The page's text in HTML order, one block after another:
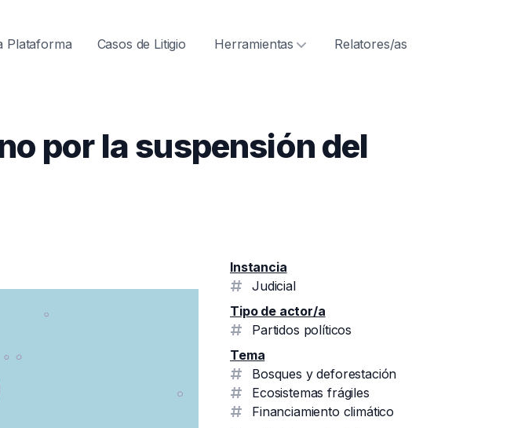
Navegación
Plataforma Casos de Litigio Herramientas Relatores/as
por la suspensión del
Instancia
Judicial
Tipo de actor/a
Partidos políticos
Tema
Bosques y deforestación
Ecosistemas frágiles
Financiamiento climático